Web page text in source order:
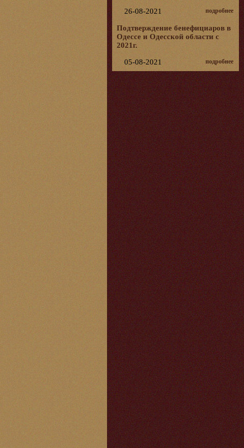
26-08-2021 подробнее
Подтверждение бенефициаров в
Одессе и Одесской области с
2021г.
05-08-2021 подробнее